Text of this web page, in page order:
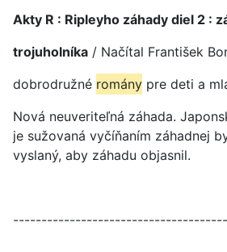
Akty R : Ripleyho záhady diel 2 :
trojuholníka / Načítal František
dobrodružné romány pre deti a
Nová neuveriteľná záhada.
je sužovaná vyčíňaním záhadnej
vyslaný, aby záhadu objasnil.